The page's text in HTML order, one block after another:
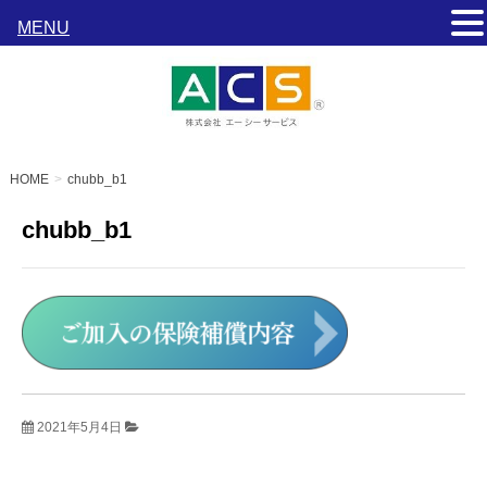
HOME chubb_b1
chubb_b1
2021年5月4日
MENU